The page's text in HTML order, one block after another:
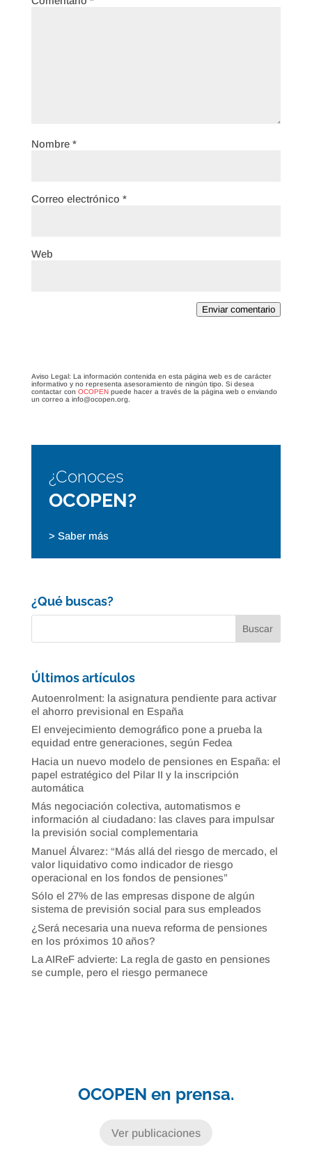
Nombre *
Correo electrónico *
Web
Enviar comentario
Aviso Legal: La información contenida en esta página web es de carácter
informativo y no representa asesoramiento de ningún tipo. Si desea
contactar con OCOPEN puede hacer a través de la página web o enviando
un correo a info@ocopen.org.
¿Conoces
OCOPEN?
> Saber más
¿Qué buscas?
Últimos artículos
Autoenrolment: la asignatura pendiente para activar
el ahorro previsional en España
El envejecimiento demográfico pone a prueba la
equidad entre generaciones, según Fedea
Hacia un nuevo modelo de pensiones en España: el
papel estratégico del Pilar II y la inscripción
automática
Más negociación colectiva, automatismos e
información al ciudadano: las claves para impulsar
la previsión social complementaria
Manuel Álvarez: “Más allá del riesgo de mercado, el
valor liquidativo como indicador de riesgo
operacional en los fondos de pensiones”
Sólo el 27% de las empresas dispone de algún
sistema de previsión social para sus empleados
¿Será necesaria una nueva reforma de pensiones
en los próximos 10 años?
La AIReF advierte: La regla de gasto en pensiones
se cumple, pero el riesgo permanece
OCOPEN en prensa.
Ver publicaciones